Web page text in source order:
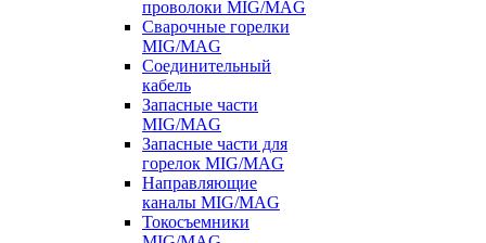
проволоки MIG/MAG
Сварочные горелки
MIG/MAG
Соединительный
кабель
Запасные части
MIG/MAG
Запасные части для
горелок MIG/MAG
Направляющие
каналы MIG/MAG
Токосъемники